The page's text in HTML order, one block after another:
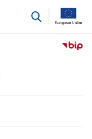
przejdź
Przejdź